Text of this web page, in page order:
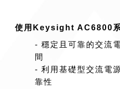
使用Keysight AC6800系
- 穩定且可靠的交流
間
- 利用基礎型交流電
靠性